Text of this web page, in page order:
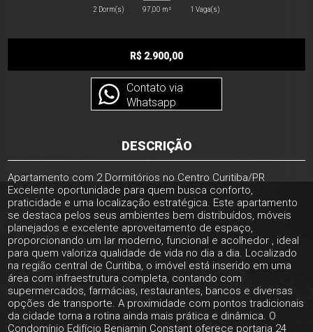
2 Dorm(s) 97,00 m² 1 Vaga(s)
R$ 2.900,00
Contato via
Whatsapp
DESCRIÇÃO
Apartamento com 2 Dormitórios no Centro Curitiba/PR
Excelente oportunidade para quem busca conforto,
praticidade e uma localização estratégica. Este apartamento
se destaca pelos seus ambientes bem distribuídos, móveis
planejados e excelente aproveitamento de espaço,
proporcionando um lar moderno, funcional e acolhedor , ideal
para quem valoriza qualidade de vida no dia a dia. Localizado
na região central de Curitiba, o imóvel está inserido em uma
área com infraestrutura completa, contando com
supermercados, farmácias, restaurantes, bancos e diversas
opções de transporte. A proximidade com pontos tradicionais
da cidade torna a rotina ainda mais prática e dinâmica. O
Condomínio Edifício Benjamin Constant oferece portaria 24